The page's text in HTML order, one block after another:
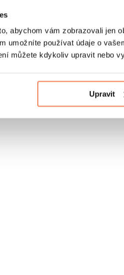
abychom vám zobrazovali jen
umožníte používat údaje o
můžete kdykoliv upravit nebo
Upravit